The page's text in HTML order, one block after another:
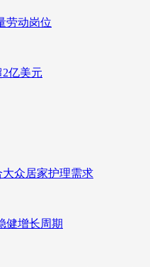
劳动岗位
亿美元
众居家护理需求
健增长周期